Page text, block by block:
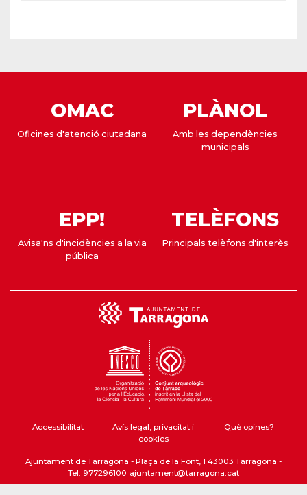
OMAC
Oficines d'atenció ciutadana
PLÀNOL
Amb les dependències
municipals
EPP!
Avisa'ns d'incidències a la via
pública
TELÈFONS
Principals telèfons d'interès
Accessibilitat
Avís legal, privacitat i
cookies
Què opines?
Ajuntament de Tarragona - Plaça de la Font, 1 43003 Tarragona -
Tel. 977296100 ajuntament@tarragona.cat